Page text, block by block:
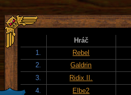
Hráč
1.
Rebel
2.
Galdrin
3.
Ridix II.
4.
Elbe2